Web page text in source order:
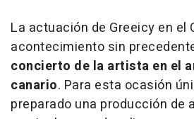
La actuación de Greeicy en el
acontecimiento sin
concierto de la artista en el
canario. Para esta ocasión
preparado una producción de